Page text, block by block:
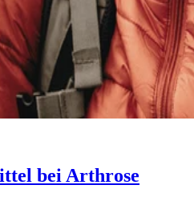
bei Arthrose